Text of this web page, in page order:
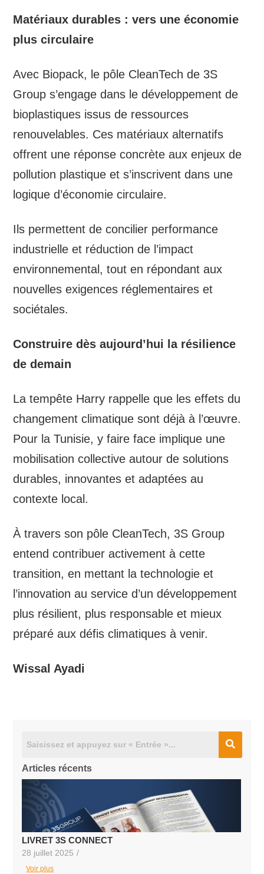
Matériaux durables : vers une économie
plus circulaire
Avec Biopack, le pôle CleanTech de 3S
Group s’engage dans le développement de
bioplastiques issus de ressources
renouvelables. Ces matériaux alternatifs
offrent une réponse concrète aux enjeux de
pollution plastique et s’inscrivent dans une
logique d’économie circulaire.
Ils permettent de concilier performance
industrielle et réduction de l’impact
environnemental, tout en répondant aux
nouvelles exigences réglementaires et
sociétales.
Construire dès aujourd’hui la résilience
de demain
La tempête Harry rappelle que les effets du
changement climatique sont déjà à l’œuvre.
Pour la Tunisie, y faire face implique une
mobilisation collective autour de solutions
durables, innovantes et adaptées au
contexte local.
À travers son pôle CleanTech, 3S Group
entend contribuer activement à cette
transition, en mettant la technologie et
l’innovation au service d’un développement
plus résilient, plus responsable et mieux
préparé aux défis climatiques à venir.
Wissal Ayadi
Articles récents
LIVRET 3S CONNECT
28 juillet 2025 /
Voir plus